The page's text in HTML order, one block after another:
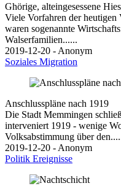
Ghörige, alteingesessene
Viele Vorfahren der heutigen
waren sogenannte
Walserfamilien......
2019-12-20 - Anonym
Soziales Migration
Anschlusspläne nach 1919
Die Stadt Memmingen
interveniert 1919 - wenige
Volksabstimmung über
2019-12-20 - Anonym
Politik Ereignisse